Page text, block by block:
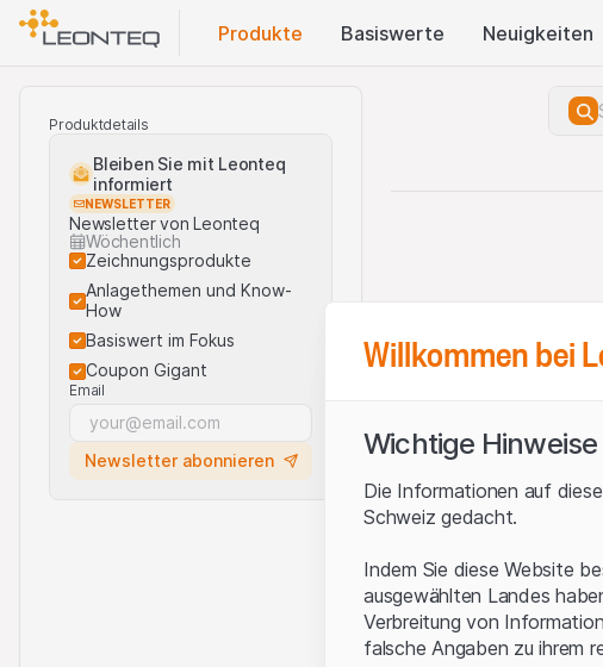
Produkte Basis​werte Neuigkeiten
Produktdetails
Bleiben Sie mit Leonteq
informiert
NEWSLETTER
Newsletter von Leonteq
Wöchentlich
Zeichnungsprodukte
Anlagethemen und Know-
How
Basiswert im Fokus
Coupon Gigant
Email
Newsletter abonnieren
Willkommen bei
Wichtige Hinweise
Die Informationen auf
Schweiz gedacht.
Indem Sie diese Website
ausgewählten Landes
Verbreitung von
falsche Angaben zu ihrem